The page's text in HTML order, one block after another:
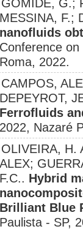
G.;
MESSINA, F.;
nanofluids
Conference
Roma, 2022.
DEPEYROT,
Ferrofluids
2022, Nazaré
H.
ALEX;
F.C.. Hybrid
Brilliant Blue
Paulista - SP,